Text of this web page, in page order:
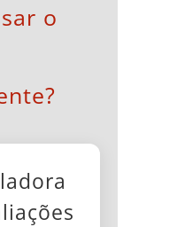
o